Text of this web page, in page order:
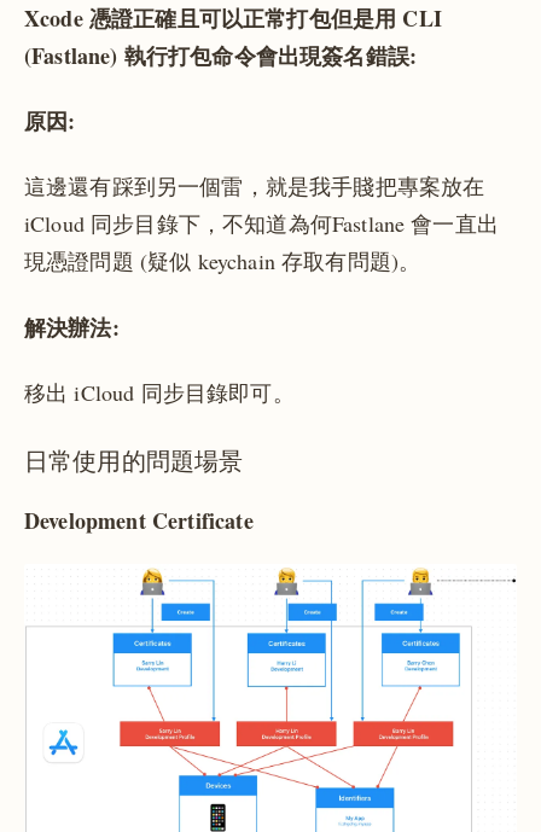
Xcode 憑證正確且可以正常打包但是用 CLI
(Fastlane) 執行打包命令會出現簽名錯誤:
原因:
這邊還有踩到另一個雷，就是我手賤把專案放在
iCloud 同步目錄下，不知道為何Fastlane 會一直出
現憑證問題 (疑似 keychain 存取有問題)。
解決辦法:
移出 iCloud 同步目錄即可。
日常使用的問題場景
Development Certificate